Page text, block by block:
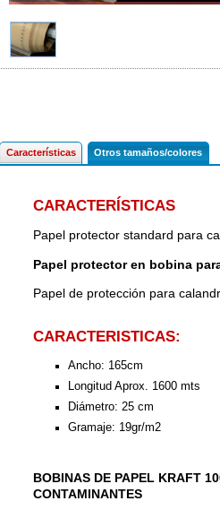
Características Otros tamaños/colores
CARACTERÍSTICAS
Papel protector standard para
Papel protector en bobina
Papel de protección para
CARACTERISTICAS:
Ancho: 165cm
Longitud Aprox. 1600 mts
Diámetro: 25 cm
Gramaje: 19gr/m2
BOBINAS DE PAPEL KRAFT
CONTAMINANTES